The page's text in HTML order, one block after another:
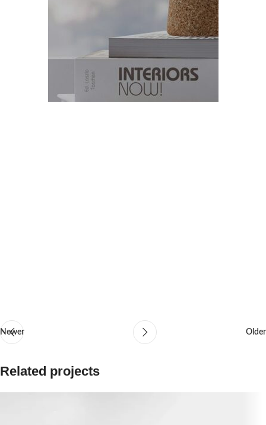
Newer Older
Related projects